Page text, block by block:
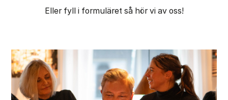
Eller fyll i formuläret så hör vi av oss!